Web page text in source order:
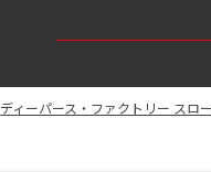
ディーパース・ファクトリー スロ